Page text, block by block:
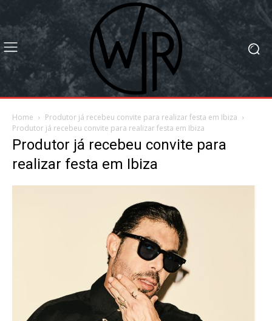
Home
Produtor já recebeu convite para realizar festa em Ibiza
Produtor já recebeu convite para realizar festa em Ibiza
Produtor já recebeu convite para
realizar festa em Ibiza